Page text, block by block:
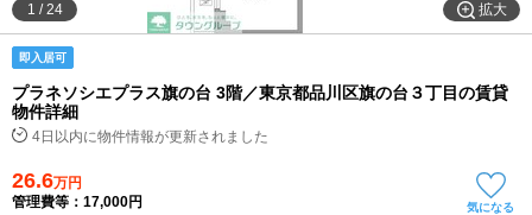
拡大
1 /24
即入居可
プラネソシエプラス旗の台 3階／東京都品川区旗の台３丁目の賃貸
物件詳細
4日以内に物件情報が更新されました
26.6万円
管理費等：17,000円
気になる